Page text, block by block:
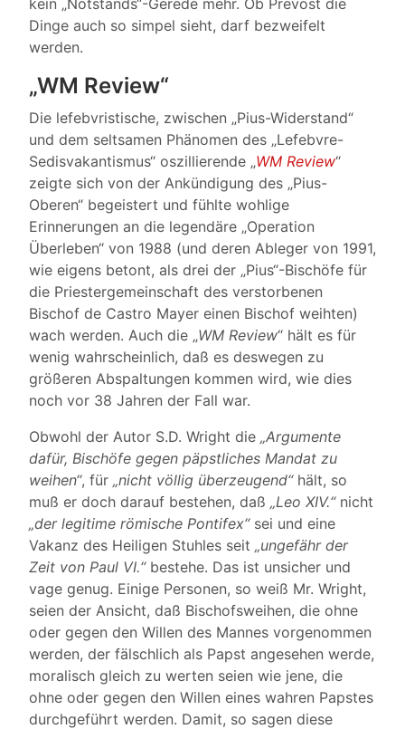
kein „Notstands“-Gerede mehr. Ob Prevost die
Dinge auch so simpel sieht, darf bezweifelt
werden.
„WM Review“
Die lefebvristische, zwischen „Pius-Widerstand“
und dem seltsamen Phänomen des „Lefebvre-
Sedisvakantismus“ oszillierende „WM Review“
zeigte sich von der Ankündigung des „Pius-
Oberen“ begeistert und fühlte wohlige
Erinnerungen an die legendäre „Operation
Überleben“ von 1988 (und deren Ableger von 1991,
wie eigens betont, als drei der „Pius“-Bischöfe für
die Priestergemeinschaft des verstorbenen
Bischof de Castro Mayer einen Bischof weihten)
wach werden. Auch die „WM Review“ hält es für
wenig wahrscheinlich, daß es deswegen zu
größeren Abspaltungen kommen wird, wie dies
noch vor 38 Jahren der Fall war.
Obwohl der Autor S.D. Wright die „Argumente
dafür, Bischöfe gegen päpstliches Mandat zu
weihen“, für „nicht völlig überzeugend“hält, so
muß er doch darauf bestehen, daß „Leo XIV.“nicht
„der legitime römische Pontifex“sei und eine
Vakanz des Heiligen Stuhles seit „ungefähr der
Zeit von Paul VI.“bestehe. Das ist unsicher und
vage genug. Einige Personen, so weiß Mr. Wright,
seien der Ansicht, daß Bischofsweihen, die ohne
oder gegen den Willen des Mannes vorgenommen
werden, der fälschlich als Papst angesehen werde,
moralisch gleich zu werten seien wie jene, die
ohne oder gegen den Willen eines wahren Papstes
durchgeführt werden. Damit, so sagen diese